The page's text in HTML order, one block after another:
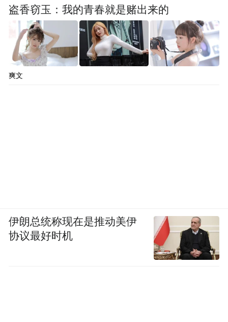
盗香窃玉：我的青春就是赌出来的
爽文
伊朗总统称现在是推动美伊
协议最好时机